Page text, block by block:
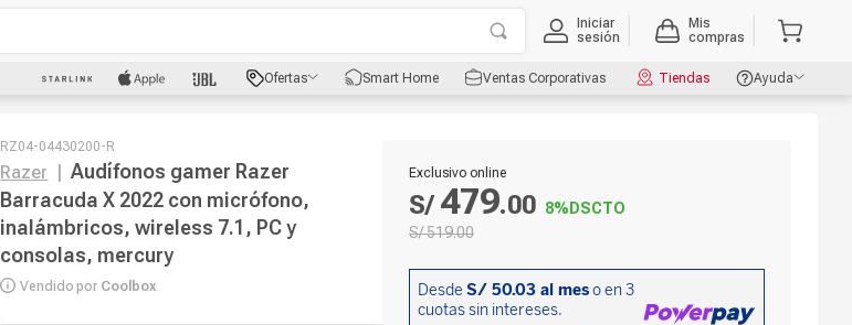
Iniciar
sesión
Mis
compras
Ofertas Smart Home Ventas Corporativas Tiendas
Ayuda
RZ04-04430200-R
Razer |Audífonos gamer Razer
Barracuda X 2022 con micrófono,
inalámbricos, wireless 7.1, PC y
consolas, mercury
Vendido por Coolbox
Exclusivo online
S/ 479.00 8% DSCTO
S/519.00